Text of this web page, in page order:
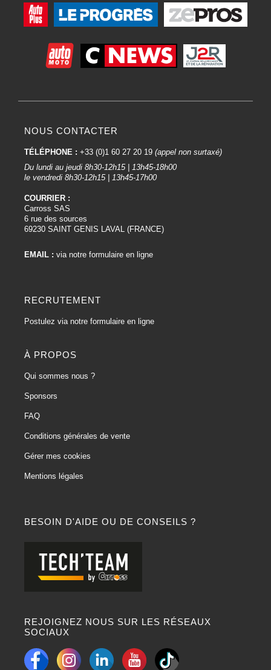
BESOIN D'AIDE OU DE CONSEILS ?
REJOIGNEZ NOUS SUR LES RÉSEAUX
SOCIAUX
NOUS CONTACTER
TÉLÉPHONE : +33 (0)1 60 27 20 19 (appel non surtaxé)
Du lundi au jeudi 8h30-12h15 | 13h45-18h00
le vendredi 8h30-12h15 | 13h45-17h00
COURRIER :
Carross SAS
6 rue des sources
69230 SAINT GENIS LAVAL (FRANCE)
EMAIL : via notre formulaire en ligne
RECRUTEMENT
Postulez via notre formulaire en ligne
À PROPOS
Qui sommes nous ?
Sponsors
FAQ
Conditions générales de vente
Gérer mes cookies
Mentions légales